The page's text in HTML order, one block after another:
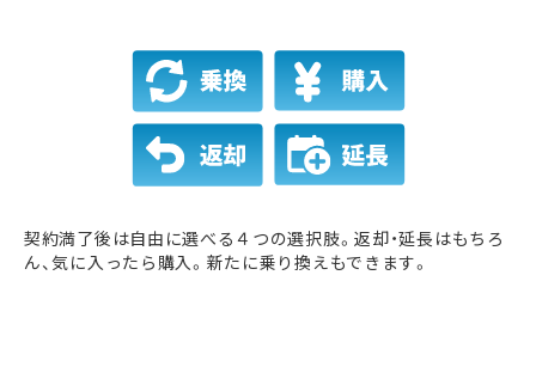
契約満了後は自由に選べる４つの選択肢。返却・延長はもちろ
ん、気に入ったら購入。新たに乗り換えもできます。